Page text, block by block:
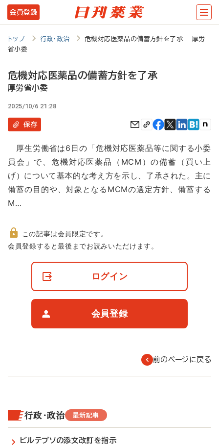
メ
イ
テ
ツ
に
動
会員登録
トップ 行政・政治
危機対応医薬品の備蓄方針を了承 厚労
省小委
危機対応医薬品の備蓄方針を了承
厚労省小委
2025/10/6 21:28
保存
厚生労働省は6日の「危機対応医薬品等に関する小委
員会」で、危機対応医薬品（MCM）の備蓄（買い上
げ）について基本的な考え方を示し、了承された。主に
備蓄の目的や、対象となるMCMの選定方針、備蓄する
M…
非
この記事は会員限定です。
会員登録すると最後までお読みいただけます。
ログイン
会員登録
前のページに戻る
行政・政治 最新記事
ビルテプソの添文改訂を指示